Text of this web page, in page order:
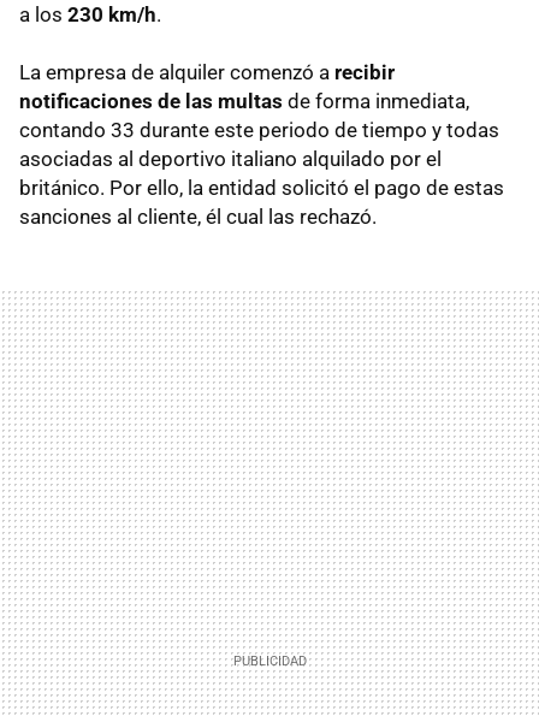
a los 230 km/h.
La empresa de alquiler comenzó a recibir
notificaciones de las multas de forma inmediata,
contando 33 durante este periodo de tiempo y todas
asociadas al deportivo italiano alquilado por el
británico. Por ello, la entidad solicitó el pago de estas
sanciones al cliente, él cual las rechazó.